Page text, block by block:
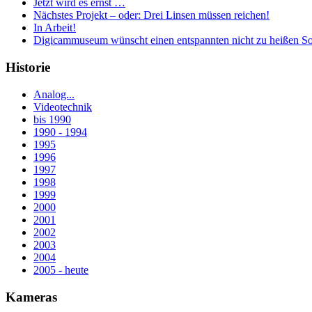
Jetzt wird es ernst …
Nächstes Projekt – oder: Drei Linsen müssen reichen!
In Arbeit!
Digicammuseum wünscht einen entspannten nicht zu heißen
Historie
Analog...
Videotechnik
bis 1990
1990 - 1994
1995
1996
1997
1998
1999
2000
2001
2002
2003
2004
2005 - heute
Kameras